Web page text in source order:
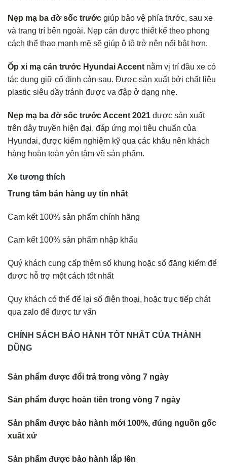
Nẹp mạ ba đờ sốc trước giúp bảo vệ phía trước, sau xe
và trang trí bên ngoài. Nẹp cản được thiết kế theo phong
cách thể thao mạnh mẽ sẽ giúp ô tô trở nên nổi bật hơn.
Ốp xi mạ cản trước Hyundai Accent nằm vị trí đầu xe có
tác dụng giữ cố định cản sau. Được sản xuất bởi chất liệu
plastic siêu dầy tránh được va đập ở dạng nhẹ.
Nẹp mạ ba đờ sốc trước Accent 2021 được sản xuất
trên dây truyền hiện đại, đáp ứng mọi tiêu chuẩn của
Hyundai, được kiểm nghiệm kỹ qua các khâu nên khách
hàng hoàn toàn yên tâm về sản phẩm.
Xe tương thích
Trung tâm bán hàng uy tín nhất
Cam kết 100% sản phẩm chính hãng
Cam kết 100% sản phẩm nhập khẩu
Quý khách cung cấp thêm số khung hoặc sổ đăng kiểm để
được hỗ trợ một cách tốt nhất
Quy khách có thể để lại số điện thoại, hoặc trực tiếp chát
qua zalo để được tư vấn
CHÍNH SÁCH BẢO HÀNH TỐT NHẤT CỦA THÀNH
DŨNG
Sản phẩm được đổi trả trong vòng 7 ngày
Sản phẩm được hoàn tiền trong vòng 7 ngày
Sản phẩm được bảo hành mới 100%, đúng nguồn gốc
xuất xứ
Sản phẩm được bảo hành lắp lên